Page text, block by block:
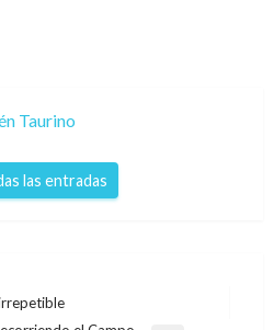
Taurino
las entradas